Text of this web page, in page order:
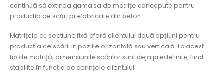
continuă să extinda gama sa de matrițe concepute pentru
productia de scări prefabricate din beton.
Matrițele cu sectiune fixă oferă clientului două opțiuni pentru
producția de scări: in pozitie orizontală sau verticală. La acest
tip de matriță, dimensiunile scărilor sunt deja predefinite, fiind
stabilite în funcție de cerințele clientului.